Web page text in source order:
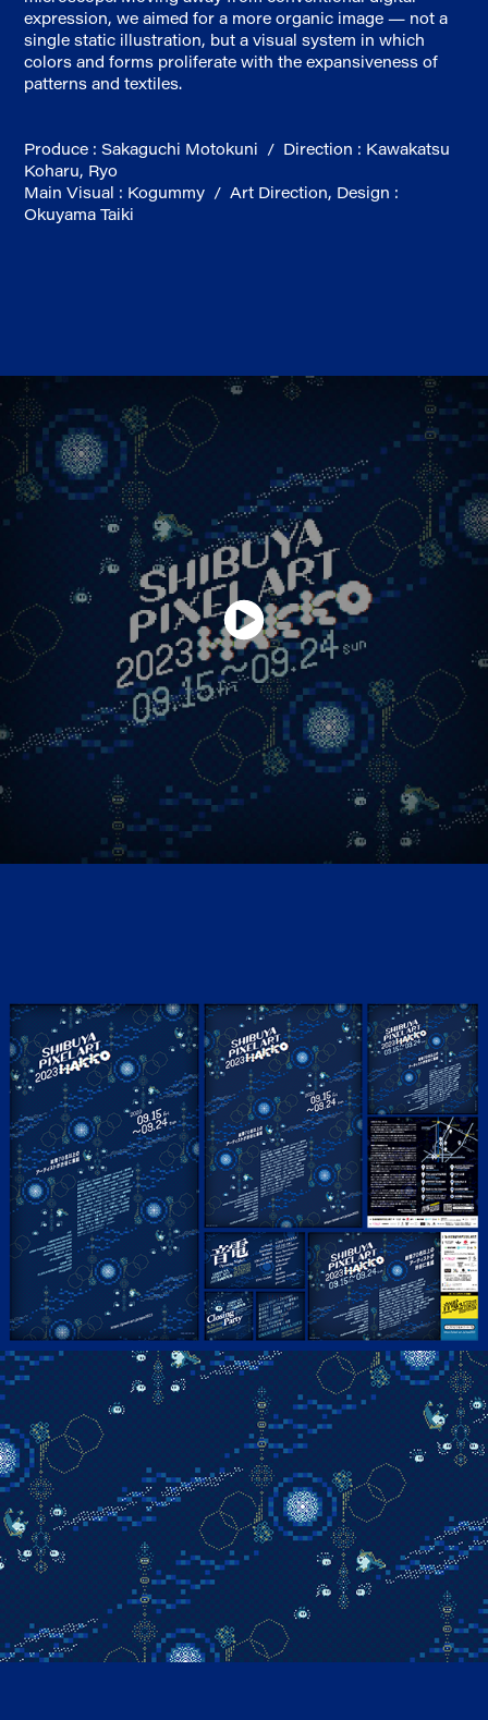
expression, we aimed for a more organic image — not a
single static illustration, but a visual system in which
colors and forms proliferate with the expansiveness of
patterns and textiles.
Produce : Sakaguchi Motokuni / Direction : Kawakatsu
Koharu, Ryo
Main Visual : Kogummy / Art Direction, Design :
Okuyama Taiki